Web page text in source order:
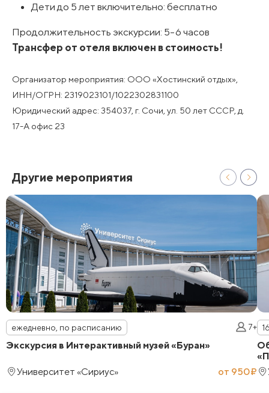
Дети до 5 лет включительно: бесплатно
Продолжительность экскурсии: 5-6 часов
Трансфер от отеля включен в стоимость!
Организатор мероприятия: ООО «Хостинский отдых»,
ИНН/ОГРН: 2319023101/1022302831100
Юридический адрес: 354037, г. Сочи, ул. 50 лет СССР, д.
17-А офис 23
Другие мероприятия
ежедневно, по расписанию 7+
Экскурсия в Интерактивный музей «Буран»
Университет «Сириус» от 950₽